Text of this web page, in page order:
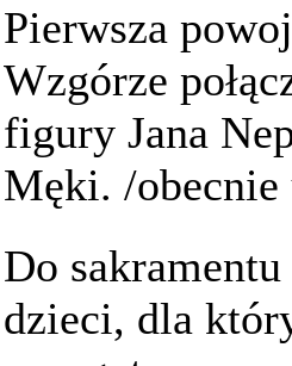
Pierwsza
Wzgórze
figury Jana
Męki. /
Do
dzieci, dla